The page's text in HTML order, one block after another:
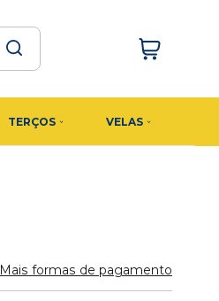
TERÇOS VELAS
Mais formas de pagamento